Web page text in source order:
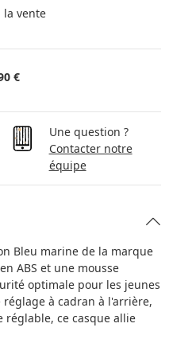
la vente
€
Une question ?
Contacter notre
équipe
Bleu marine de la marque
ABS et une mousse
optimale pour les jeunes
à cadran à l'arrière,
réglable, ce casque allie